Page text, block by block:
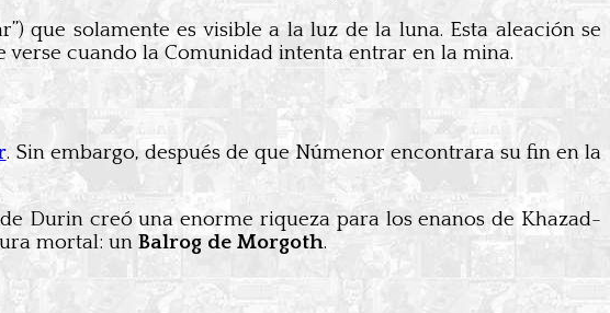
que solamente es visible a la luz de la luna. Esta aleación se
verse cuando la Comunidad intenta entrar en la mina.
. Sin embargo, después de que Númenor encontrara su fin en la
Durin creó una enorme riqueza para los enanos de Khazad-
mortal: un Balrog de Morgoth.